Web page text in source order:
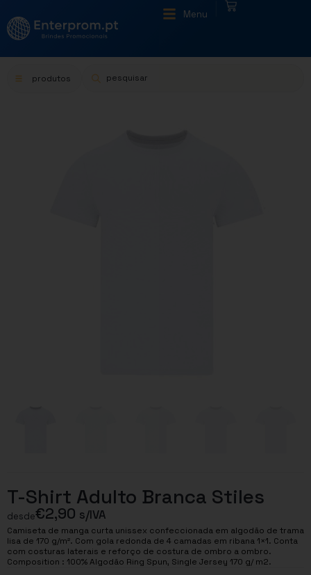
Menu
produtos
T-Shirt Adulto Branca Stiles
desde€2,90 s/IVA
Camiseta de manga curta unissex confeccionada em algodão de trama
lisa de 170 g/m². Com gola redonda de 4 camadas em ribana 1×1. Conta
com costuras laterais e reforço de costura de ombro a ombro.
Composition : 100% Algodão Ring Spun, Single Jersey 170 g/ m2.